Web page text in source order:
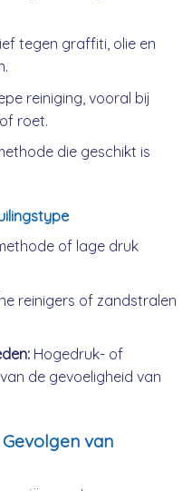
tegen graffiti, olie en
reiniging, vooral bij
roet.
die geschikt is
of lage druk
reinigers of zandstralen
Hogedruk- of
de gevoeligheid van
van